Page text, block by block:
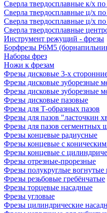
Сверла твердосплавные к/х по
Сверла твердосплавные ц/х
Сверла твердосплавные ц/х
Сверла твердосплавные
Инструмент режущий - фрезы
Борфрезы Р6М5
Наборы фрез
Ножи к фрезам
Фрезы дисковые 3-х
Фрезы дисковые зуборезные
Фрезы дисковые зуборезные
Фрезы дисковые пазовые
Фрезы для Т-образных пазов
Фрезы для пазов "ласточкин
Фрезы для пазов сегментных
Фрезы концевые радиусные
Фрезы концевые с
Фрезы концевые с
Фрезы отрезные-прорезные
Фрезы полукруглые
Фрезы резьбовые гребёнчатые
Фрезы торцевые насадные
Фрезы угловые
Фрезы цилиндрические